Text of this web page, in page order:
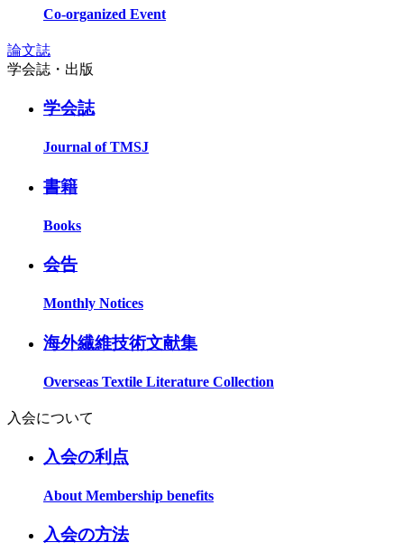
Co-organized Event
論文誌
学会誌・出版
学会誌
Journal of TMSJ
書籍
Books
会告
Monthly Notices
海外繊維技術文献集
Overseas Textile Literature Collection
入会について
入会の利点
About Membership benefits
入会の方法